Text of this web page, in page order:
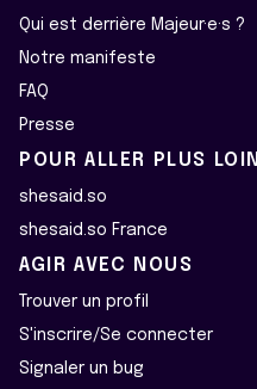
Qui est derrière Majeur·e·s ?
Notre manifeste
FAQ
Presse
POUR ALLER PLUS LOIN
shesaid.so
shesaid.so France
AGIR AVEC NOUS
Trouver un profil
S'inscrire/Se connecter
Signaler un bug